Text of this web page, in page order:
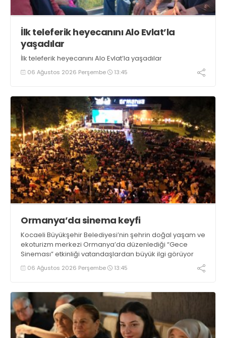
İlk teleferik heyecanını Alo Evlat’la
yaşadılar
İlk teleferik heyecanını Alo Evlat’la yaşadılar
06 Ağustos 2026 Perşembe 13:45
Ormanya’da sinema keyfi
Kocaeli Büyükşehir Belediyesi’nin şehrin doğal yaşam ve
ekoturizm merkezi Ormanya’da düzenlediği “Gece
Sineması” etkinliği vatandaşlardan büyük ilgi görüyor
06 Ağustos 2026 Perşembe 13:45